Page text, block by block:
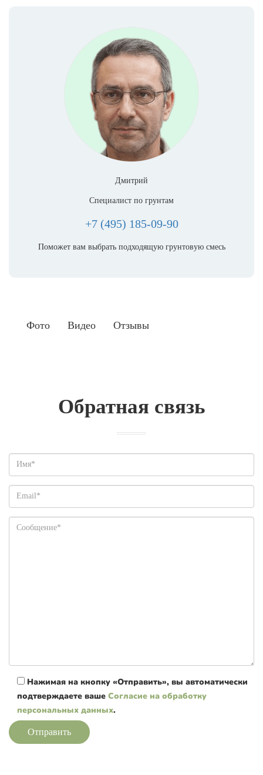
Дмитрий
Специалист по грунтам
+7 (495) 185-09-90
Поможет вам выбрать подходящую грунтовую смесь
Фото Видео Отзывы
Обратная связь
Нажимая на кнопку «Отправить», вы автоматически
подтверждаете ваше Согласие на обработку
персональных данных.
Отправить